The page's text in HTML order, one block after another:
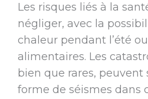
Les risques liés à la
négliger, avec la
chaleur pendant l’été
alimentaires. Les
bien que rares, peuvent
forme de séismes dans